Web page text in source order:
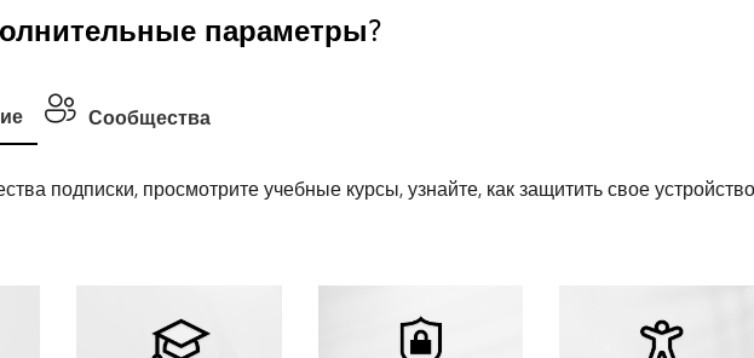
параметры?
Сообщества
подписки, просмотрите учебные курсы, узнайте, как защитить свое устройство